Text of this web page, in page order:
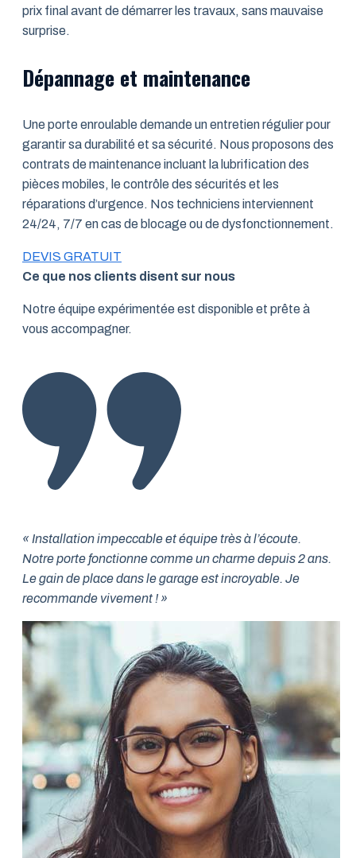
prix final avant de démarrer les travaux, sans mauvaise
surprise.
Dépannage et maintenance
Une porte enroulable demande un entretien régulier pour
garantir sa durabilité et sa sécurité. Nous proposons des
contrats de maintenance incluant la lubrification des
pièces mobiles, le contrôle des sécurités et les
réparations d’urgence. Nos techniciens interviennent
24/24, 7/7 en cas de blocage ou de dysfonctionnement.
DEVIS GRATUIT
Ce que nos clients disent sur nous
Notre équipe expérimentée est disponible et prête à
vous accompagner.
« Installation impeccable et équipe très à l’écoute.
Notre porte fonctionne comme un charme depuis 2 ans.
Le gain de place dans le garage est incroyable. Je
recommande vivement ! »